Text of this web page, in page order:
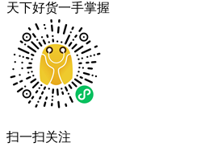
天下好货一手掌握
扫一扫关注